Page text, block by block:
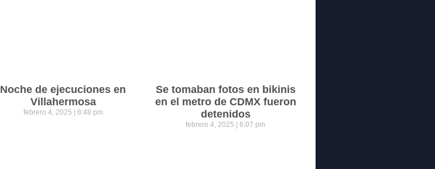
Noche de ejecuciones en
Villahermosa
febrero 4, 2025 8:48 pm
Se tomaban fotos en bikinis
en el metro de CDMX fueron
detenidos
febrero 4, 2025 6:07 pm